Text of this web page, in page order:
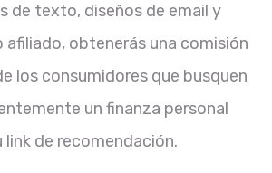
de texto, diseños de email y
afiliado, obtenerás una comisión
los consumidores que busquen
un finanza personal
de recomendación.